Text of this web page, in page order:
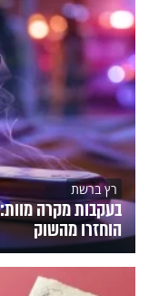
רץ ברשת
הוחזרו מהשוק